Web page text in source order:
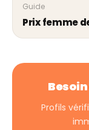
Guide
Prix femme
Profils